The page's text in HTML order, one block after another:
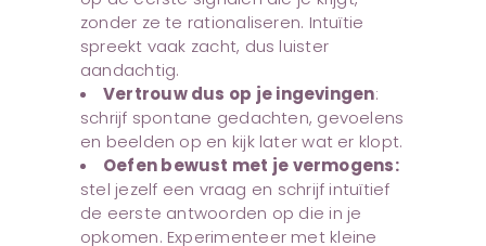
zonder ze te rationaliseren. Intuïtie
spreekt vaak zacht, dus luister
aandachtig.
Vertrouw dus op je ingevingen:
schrijf spontane gedachten, gevoelens
en beelden op en kijk later wat er klopt.
Oefen bewust met je vermogens:
stel jezelf een vraag en schrijf intuïtief
de eerste antwoorden op die in je
opkomen. Experimenteer met kleine